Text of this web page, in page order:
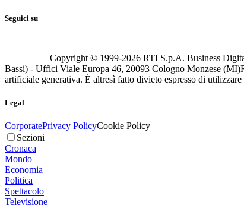
Seguici su
Copyright © 1999-2026 RTI S.p.A. Business
Bassi) - Uffici Viale Europa 46, 20093 Cologno Monzese (MI)
artificiale generativa. È altresì fatto divieto espresso di
Legal
CorporatePrivacy PolicyCookie Policy
Sezioni
Cronaca
Mondo
Economia
Politica
Spettacolo
Televisione